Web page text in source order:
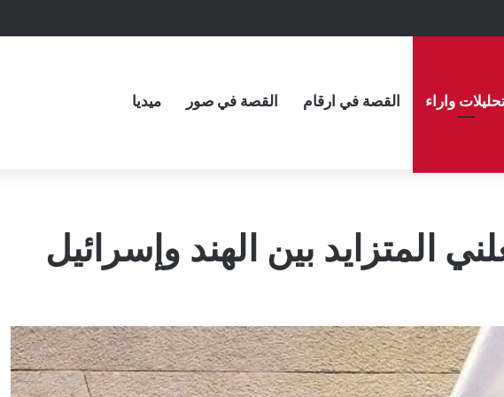
واراء القصة في ارقام القصة في صور ميديا
المتزايد بين الهند وإسرائيل